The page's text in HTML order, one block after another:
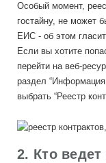
Особый момент,
гостайну, не может
ЕИС - об этом
Если вы хотите
перейти на веб-
раздел “Информация
выбрать “Реестр
2. Кто ведет